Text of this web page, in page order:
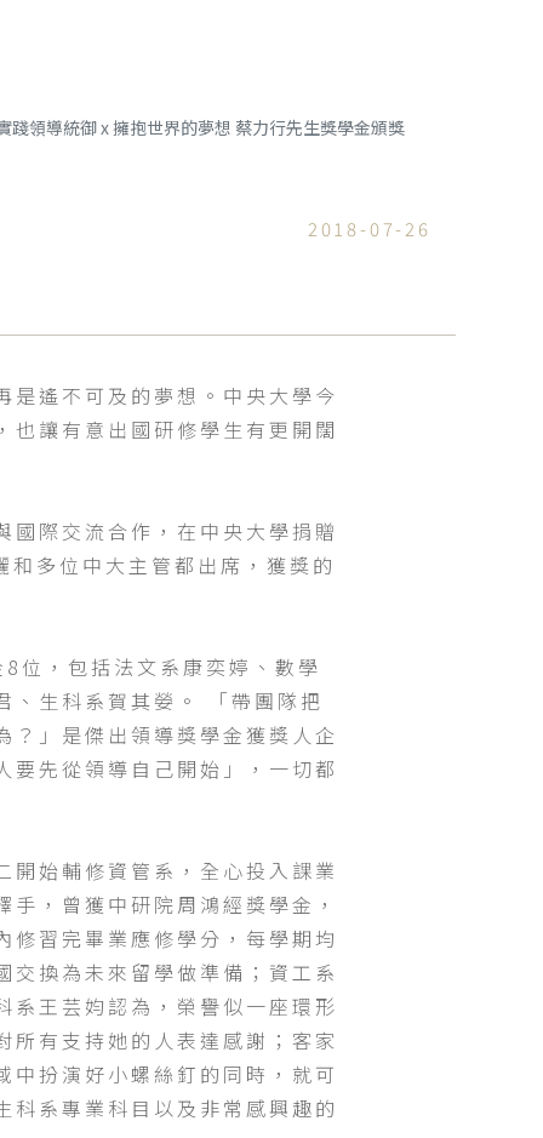
踐領導統御 x 擁抱世界的夢想 蔡力行先生獎學金頒獎
2018-07-26
是遙不可及的夢想。中央大學今
讓有意出國研修學生有更開闊
際交流合作，在中央大學捐贈
多位中大主管都出席，獲獎的
位，包括法文系康奕婷、數學
、生科系賀其嫈。 「帶團隊把
」是傑出領導獎學金獲獎人企
先從領導自己開始」，一切都
始輔修資管系，全心投入課業
，曾獲中研院周鴻經獎學金，
習完畢業應修學分，每學期均
換為未來留學做準備；資工系
系王芸㚬認為，榮譽似一座環形
有支持她的人表達感謝；客家
中扮演好小螺絲釘的同時，就可
系專業科目以及非常感興趣的